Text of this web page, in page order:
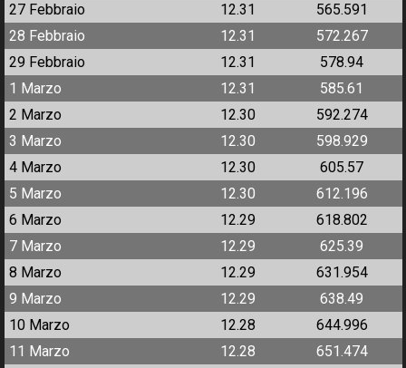
27 Febbraio
12.31
565.591
28 Febbraio
12.31
572.267
29 Febbraio
12.31
578.94
1 Marzo
12.31
585.61
2 Marzo
12.30
592.274
3 Marzo
12.30
598.929
4 Marzo
12.30
605.57
5 Marzo
12.30
612.196
6 Marzo
12.29
618.802
7 Marzo
12.29
625.39
8 Marzo
12.29
631.954
9 Marzo
12.29
638.49
10 Marzo
12.28
644.996
11 Marzo
12.28
651.474